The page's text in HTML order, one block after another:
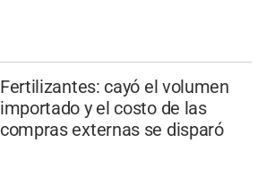
Fertilizantes: cayó el volumen
importado y el costo de las
compras externas se disparó